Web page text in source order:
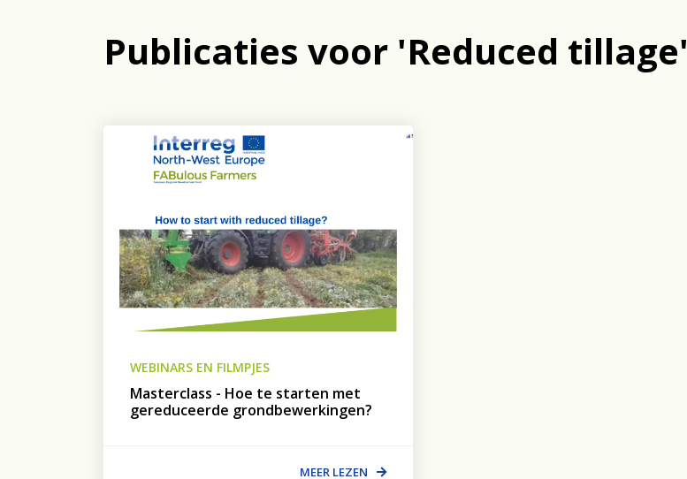
Publicaties voor 'Reduced tillage'
WEBINARS EN FILMPJES
Masterclass - Hoe te starten met
gereduceerde grondbewerkingen?
MEER LEZEN